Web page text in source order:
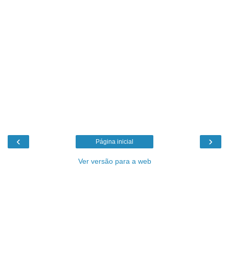
‹ ›
Página inicial
Ver versão para a web